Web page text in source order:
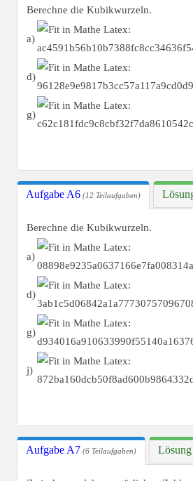
Berechne die Kubikwurzeln.
a)
d)
g)
Aufgabe A6 (12 Teilaufgaben)
Berechne die Kubikwurzeln.
a)
d)
g)
j)
Aufgabe A7 (6 Teilaufgaben)